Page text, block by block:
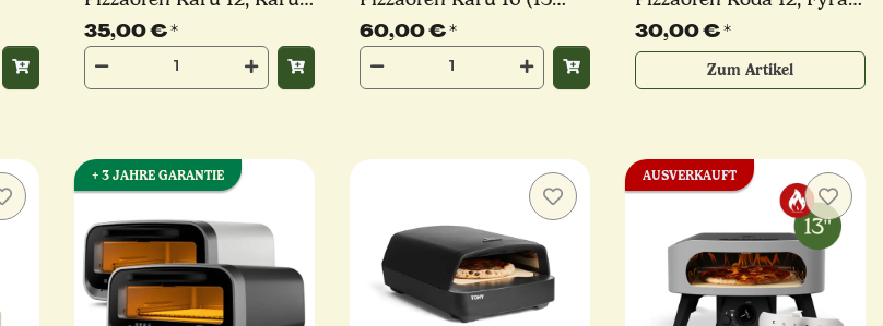
12 G (15 mm)
35,00 €*
mm)
60,00 €*
12, Volt 12 (10 mm)
30,00 €*
Zum Artikel
+ 3 JAHRE GARANTIE AUSVERKAUFT